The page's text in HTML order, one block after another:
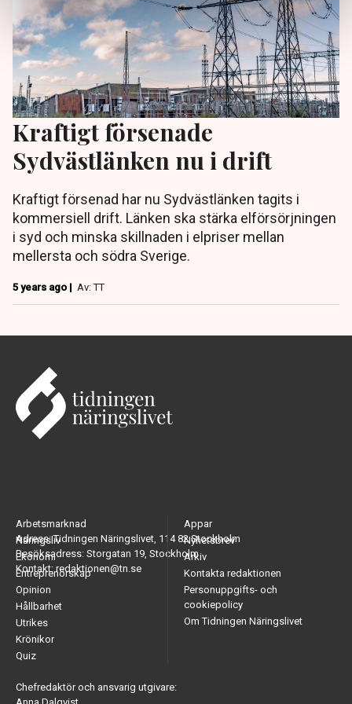
Kraftigt försenade
Sydvästlänken nu i drift
Kraftigt försenad har nu Sydvästlänken tagits i
kommersiell drift. Länken ska stärka elförsörjningen
i syd och minska skillnaden i elpriser mellan
mellersta och södra Sverige.
5 years ago | Av: TT
Adress: Tidningen Näringslivet, 114 82 Stockholm
Besöksadress: Storgatan 19, Stockholm
Kontakt: redaktionen@tn.se
Arbetsmarknad
Näringsliv
Ekonomi
Entreprenörskap
Opinion
Hållbarhet
Utrikes
Krönikor
Quiz
Appar
Nyhetsbrev
Arkiv
Kontakta redaktionen
Personuppgifts- och
cookiepolicy
Om Tidningen Näringslivet
Chefredaktör och ansvarig utgivare: